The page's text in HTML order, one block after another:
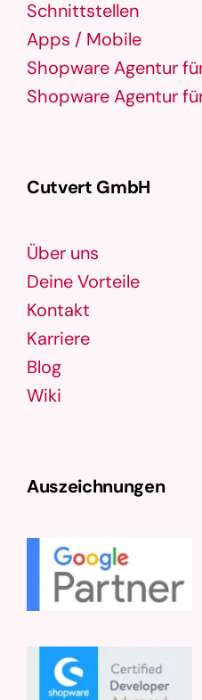
Schnittstellen
Apps / Mobile
Shopware Agentur
Shopware Agentur
Cutvert GmbH
Über uns
Deine Vorteile
Kontakt
Karriere
Blog
Wiki
Auszeichnungen